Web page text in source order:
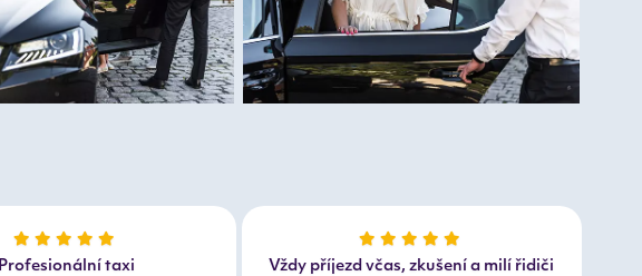
Profesionální taxi Vždy příjezd včas, zkušení a milí řidiči